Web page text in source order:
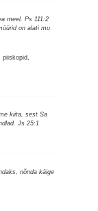
meel. Ps 111:2
on alati mu
kiita, sest Sa
Js 25:1
nõnda käige